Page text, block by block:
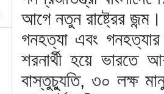
আগে নতুন রাষ্ট্রের
গনহত্যা এবং
শরনার্থী হয়ে ভারতে
বাস্তুচ্যুতি, ৩০ লক্ষ